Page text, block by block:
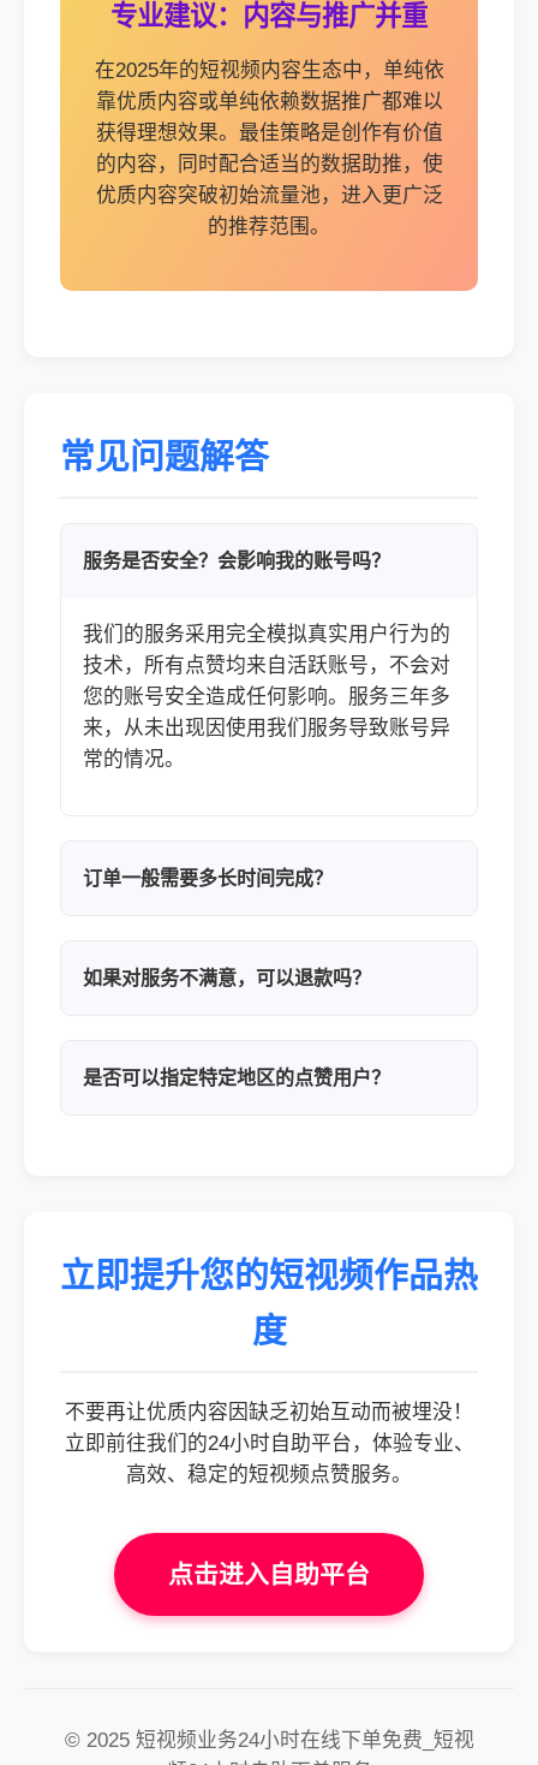
专业建议：内容与推广并重
在2025年的短视频内容生态中，单纯依
靠优质内容或单纯依赖数据推广都难以
获得理想效果。最佳策略是创作有价值
的内容，同时配合适当的数据助推，使
优质内容突破初始流量池，进入更广泛
的推荐范围。
常见问题解答
服务是否安全？会影响我的账号吗？
我们的服务采用完全模拟真实用户行为的
技术，所有点赞均来自活跃账号，不会对
您的账号安全造成任何影响。服务三年多
来，从未出现因使用我们服务导致账号异
常的情况。
订单一般需要多长时间完成？
如果对服务不满意，可以退款吗？
是否可以指定特定地区的点赞用户？
立即提升您的短视频作品热
度
不要再让优质内容因缺乏初始互动而被埋没！
立即前往我们的24小时自助平台，体验专业、
高效、稳定的短视频点赞服务。
点击进入自助平台
© 2025 短视频业务24小时在线下单免费_短视